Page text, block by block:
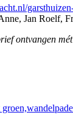
Jan Roelf,
ontvangen